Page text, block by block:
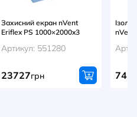
Захисний екран nVent
Eriflex PS 1000×2000x3
Артикул: 551280
23727грн
nVent
741